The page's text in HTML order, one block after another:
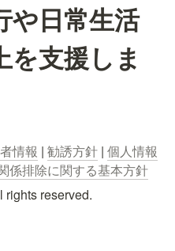
や日常生活
を支援しま
情報 | 勧誘方針 | 個人情報
係排除に関する基本方針
reserved.